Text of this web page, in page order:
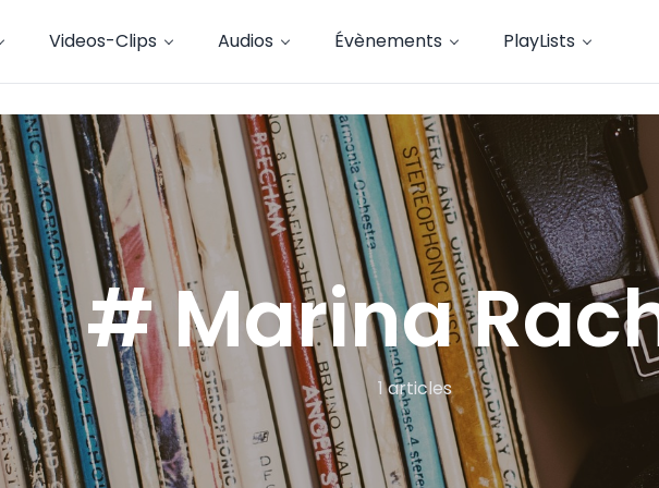
Videos-Clips Audios Évènements PlayLists
# Marina
1 articles